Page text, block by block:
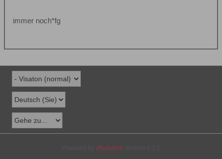
immer noch*fg
vBulletin®